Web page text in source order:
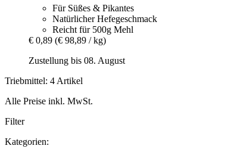
Für Süßes & Pikantes
Natürlicher Hefegeschmack
Reicht für 500g Mehl
€ 0,89 (€ 98,89 / kg)
Zustellung bis 08. August
Triebmittel: 4 Artikel
Alle Preise inkl. MwSt.
Filter
Kategorien: